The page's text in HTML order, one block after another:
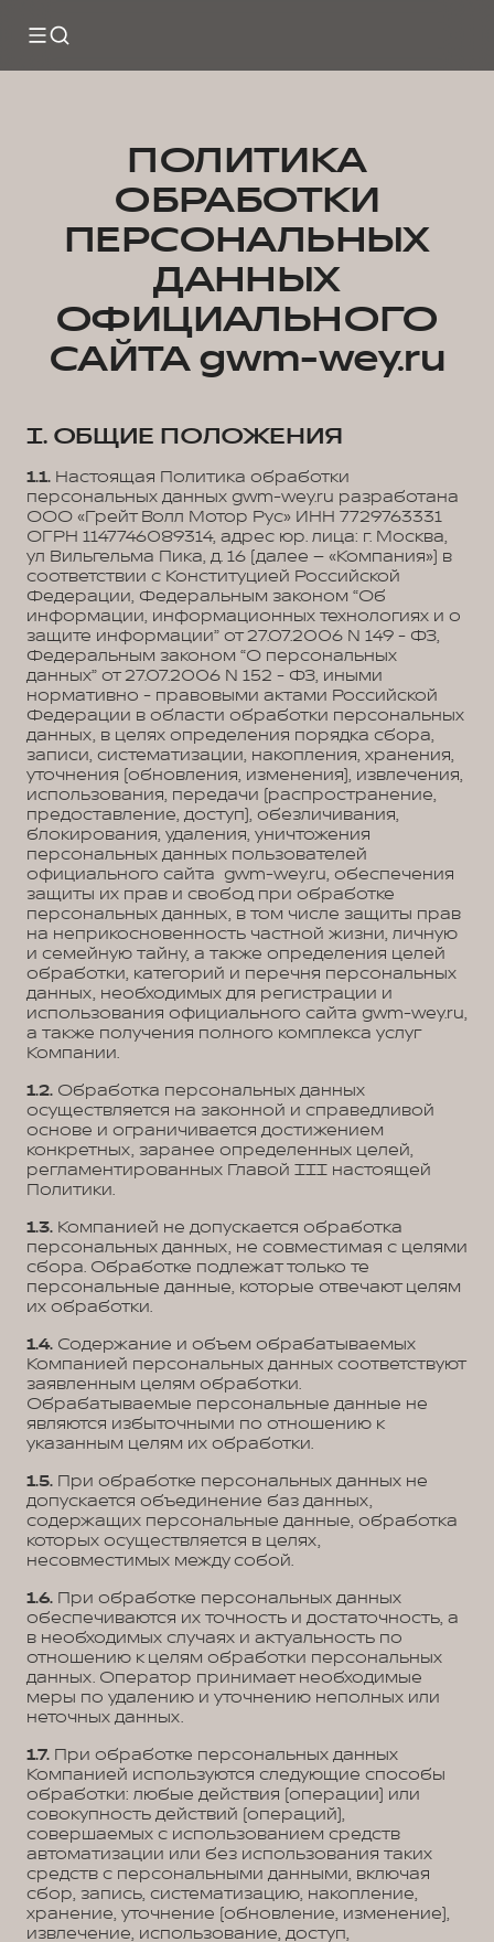
ПОЛИТИКА
ОБРАБОТКИ
ПЕРСОНАЛЬНЫХ
ДАННЫХ
ОФИЦИАЛЬНОГО
САЙТА gwm-wey.ru
I. ОБЩИЕ ПОЛОЖЕНИЯ
1.1. Настоящая Политика обработки
персональных данных gwm-wey.ru разработана
ООО «Грейт Волл Мотор Рус» ИНН 7729763331
ОГРН 1147746089314, адрес юр. лица: г. Москва,
ул Вильгельма Пика, д. 16 (далее – «Компания») в
соответствии с Конституцией Российской
Федерации, Федеральным законом “Об
информации, информационных технологиях и о
защите информации” от 27.07.2006 N 149 - ФЗ,
Федеральным законом “О персональных
данных” от 27.07.2006 N 152 - ФЗ, иными
нормативно - правовыми актами Российской
Федерации в области обработки персональных
данных, в целях определения порядка сбора,
записи, систематизации, накопления, хранения,
уточнения (обновления, изменения), извлечения,
использования, передачи (распространение,
предоставление, доступ), обезличивания,
блокирования, удаления, уничтожения
персональных данных пользователей
официального сайта gwm-wey.ru, обеспечения
защиты их прав и свобод при обработке
персональных данных, в том числе защиты прав
на неприкосновенность частной жизни, личную
и семейную тайну, а также определения целей
обработки, категорий и перечня персональных
данных, необходимых для регистрации и
использования официального сайта gwm-wey.ru,
а также получения полного комплекса услуг
Компании.
1.2. Обработка персональных данных
осуществляется на законной и справедливой
основе и ограничивается достижением
конкретных, заранее определенных целей,
регламентированных Главой III настоящей
Политики.
1.3. Компанией не допускается обработка
персональных данных, не совместимая с целями
сбора. Обработке подлежат только те
персональные данные, которые отвечают целям
их обработки.
1.4. Содержание и объем обрабатываемых
Компанией персональных данных соответствуют
заявленным целям обработки.
Обрабатываемые персональные данные не
являются избыточными по отношению к
указанным целям их обработки.
1.5. При обработке персональных данных не
допускается объединение баз данных,
содержащих персональные данные, обработка
которых осуществляется в целях,
несовместимых между собой.
1.6. При обработке персональных данных
обеспечиваются их точность и достаточность, а
в необходимых случаях и актуальность по
отношению к целям обработки персональных
данных. Оператор принимает необходимые
меры по удалению и уточнению неполных или
неточных данных.
1.7. При обработке персональных данных
Компанией используются следующие способы
обработки: любые действия (операции) или
совокупность действий (операций),
совершаемых с использованием средств
автоматизации или без использования таких
средств с персональными данными, включая
сбор, запись, систематизацию, накопление,
хранение, уточнение (обновление, изменение),
извлечение, использование, доступ,